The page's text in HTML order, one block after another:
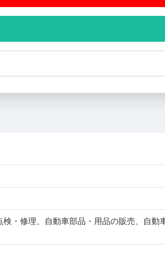
・修理、自動車部品・用品の販売、自動